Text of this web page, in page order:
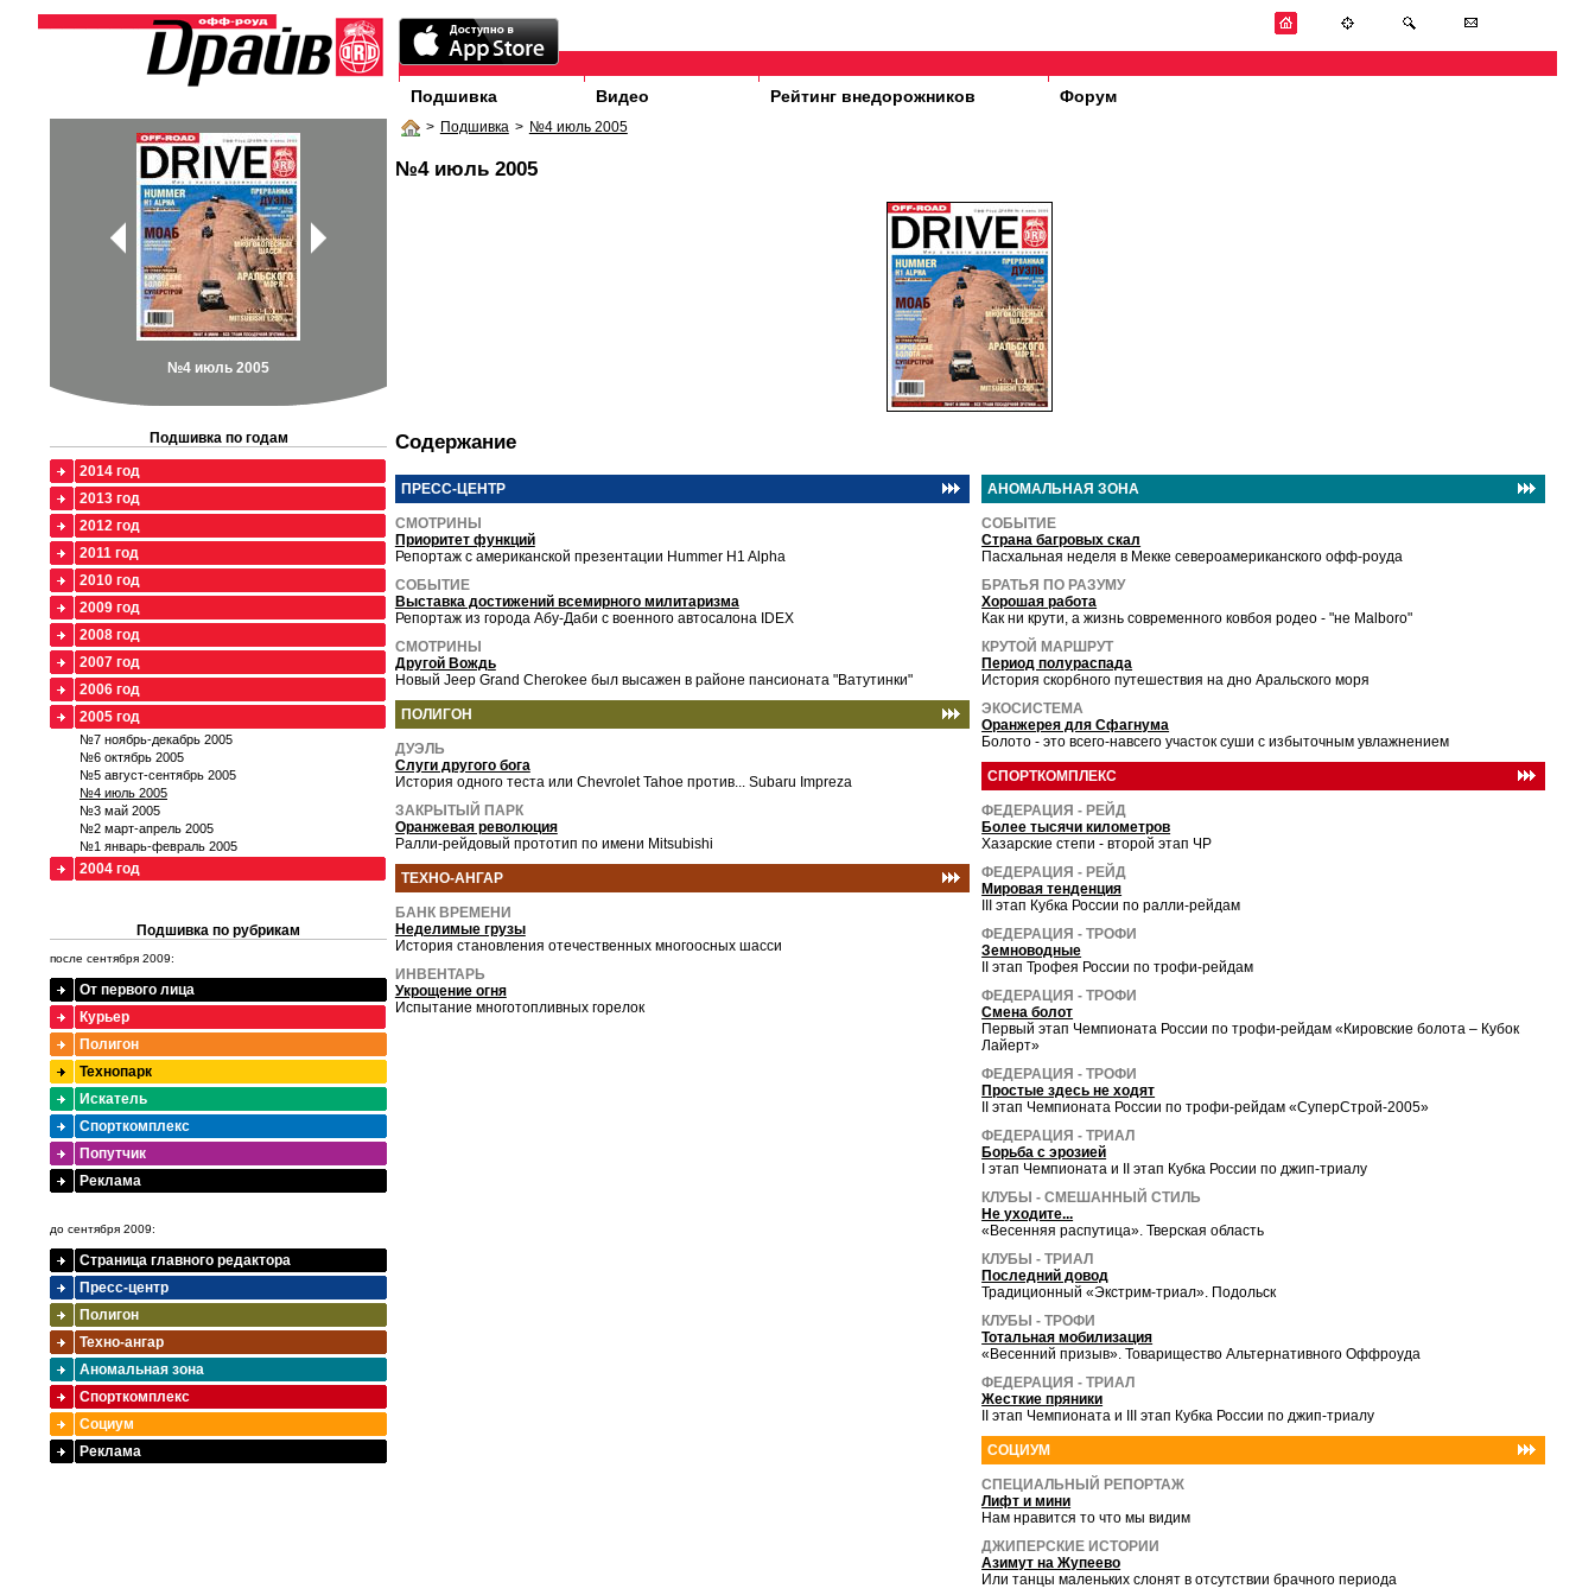
Подшивка Видео Рейтинг внедорожников Форум
> Подшивка > №4 июль 2005
№4 июль 2005
Содержание
ПРЕСС-ЦЕНТР
СМОТРИНЫ
Приоритет функций
Репортаж с американской презентации Hummer H1 Alpha
СОБЫТИЕ
Выставка достижений всемирного милитаризма
Репортаж из города Абу-Даби с военного автосалона IDEX
СМОТРИНЫ
Другой Вождь
Новый Jeep Grand Cherokee был высажен в районе пансионата "Ватутинки"
ПОЛИГОН
ДУЭЛЬ
Слуги другого бога
История одного теста или Chevrolet Tahoe против... Subaru Impreza
ЗАКРЫТЫЙ ПАРК
Оранжевая революция
Ралли-рейдовый прототип по имени Mitsubishi
ТЕХНО-АНГАР
БАНК ВРЕМЕНИ
Неделимые грузы
История становления отечественных многоосных шасси
ИНВЕНТАРЬ
Укрощение огня
Испытание многотопливных горелок
АНОМАЛЬНАЯ ЗОНА
СОБЫТИЕ
Страна багровых скал
Пасхальная неделя в Мекке североамериканского офф-роуда
БРАТЬЯ ПО РАЗУМУ
Хорошая работа
Как ни крути, а жизнь современного ковбоя родео - "не Malboro"
КРУТОЙ МАРШРУТ
Период полураспада
История скорбного путешествия на дно Аральского моря
ЭКОСИСТЕМА
Оранжерея для Сфагнума
Болото - это всего-навсего участок суши с избыточным увлажнением
СПОРТКОМПЛЕКС
ФЕДЕРАЦИЯ - РЕЙД
Более тысячи километров
Хазарские степи - второй этап ЧР
ФЕДЕРАЦИЯ - РЕЙД
Мировая тенденция
III этап Кубка России по ралли-рейдам
ФЕДЕРАЦИЯ - ТРОФИ
Земноводные
II этап Трофея России по трофи-рейдам
ФЕДЕРАЦИЯ - ТРОФИ
Смена болот
Первый этап Чемпионата России по трофи-рейдам «Кировские болота – Кубок
Лайерт»
ФЕДЕРАЦИЯ - ТРОФИ
Простые здесь не ходят
II этап Чемпионата России по трофи-рейдам «СуперСтрой-2005»
ФЕДЕРАЦИЯ - ТРИАЛ
Борьба с эрозией
I этап Чемпионата и II этап Кубка России по джип-триалу
КЛУБЫ - СМЕШАННЫЙ СТИЛЬ
Не уходите...
«Весенняя распутица». Тверская область
КЛУБЫ - ТРИАЛ
Последний довод
Традиционный «Экстрим-триал». Подольск
КЛУБЫ - ТРОФИ
Тотальная мобилизация
«Весенний призыв». Товарищество Альтернативного Оффроуда
ФЕДЕРАЦИЯ - ТРИАЛ
Жесткие пряники
II этап Чемпионата и III этап Кубка России по джип-триалу
СОЦИУМ
СПЕЦИАЛЬНЫЙ РЕПОРТАЖ
Лифт и мини
Нам нравится то что мы видим
ДЖИПЕРСКИЕ ИСТОРИИ
Азимут на Жупеево
Или танцы маленьких слонят в отсутствии брачного периода
№4 июль 2005
Подшивка по годам
2014 год
2013 год
2012 год
2011 год
2010 год
2009 год
2008 год
2007 год
2006 год
2005 год
№7 ноябрь-декабрь 2005
№6 октябрь 2005
№5 август-сентябрь 2005
№4 июль 2005
№3 май 2005
№2 март-апрель 2005
№1 январь-февраль 2005
2004 год
Подшивка по рубрикам
после сентября 2009:
От первого лица
Курьер
Полигон
Технопарк
Искатель
Спорткомплекс
Попутчик
Реклама
до сентября 2009:
Страница главного редактора
Пресс-центр
Полигон
Техно-ангар
Аномальная зона
Спорткомплекс
Социум
Реклама